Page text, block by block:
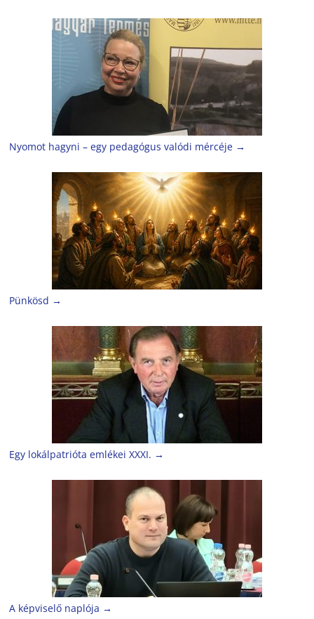
Nyomot hagyni – egy pedagógus valódi mércéje →
Pünkösd →
Egy lokálpatrióta emlékei XXXI. →
A képviselő naplója →